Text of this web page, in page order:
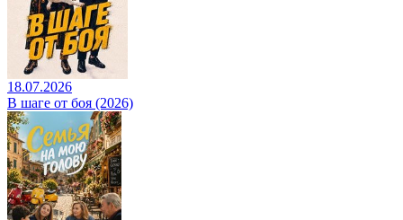
18.07.2026
В шаге от боя (2026)